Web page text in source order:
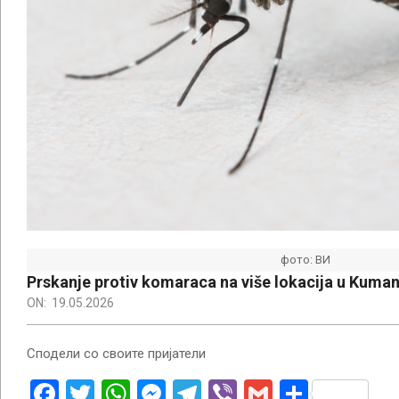
фото: ВИ
Prskanje protiv komaraca na više lokacija u
ON: 19.05.2026
Сподели со своите пријатели